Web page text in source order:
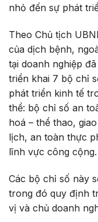
nhỏ đến sự phát
Theo Chủ tịch
của dịch bệnh,
tại doanh nghiệp
triển khai 7 bộ chỉ
phát triển kinh tế
thể: bộ chỉ số an
hoá – thể thao,
lịch, an toàn thực
lĩnh vực công cộng.
Các bộ chỉ số này
trong đó quy định
vị và chủ doanh